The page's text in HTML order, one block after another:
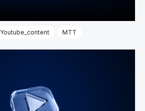
Youtube_content MTT